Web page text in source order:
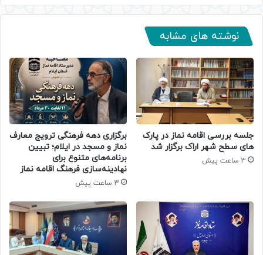
نوشته های مشابه
جلسه بررسی اقامه نماز در پارک
های سطح شهر اراک برگزار شد
3 ساعت پیش
برگزاری دهه فرهنگی ترویج معارف
نماز و مسجد در ایلام؛ تبیین
برنامه‌های متنوع برای
نهادینه‌سازی فرهنگ اقامه نماز
3 ساعت پیش